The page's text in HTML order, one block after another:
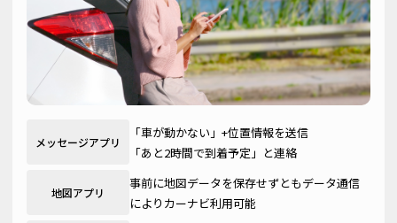
メッセージアプリ
「車が動かない」+位置情報を送信
「あと2時間で到着予定」と連絡
地図アプリ
事前に地図データを保存せずともデータ通信
によりカーナビ利用可能